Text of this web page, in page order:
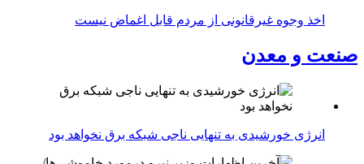
اخذ وجوه غیرقانونی از مردم قابل اغماض نیست
صنعت و معدن
انرژی خورشیدی به تنهایی ناجی شبکه برق نخواهد بود